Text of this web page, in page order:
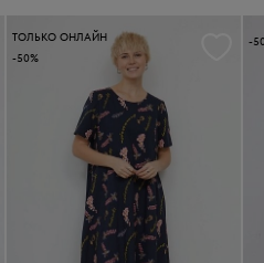
ТОЛЬКО ОНЛАЙН
-50%
-